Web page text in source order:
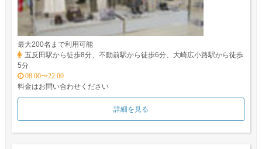
最大200名まで利用可能
五反田駅から徒歩8分、不動前駅から徒歩6分、大崎広小路駅から徒歩
5分
08:00〜22:00
料金はお問い合わせください
詳細を見る